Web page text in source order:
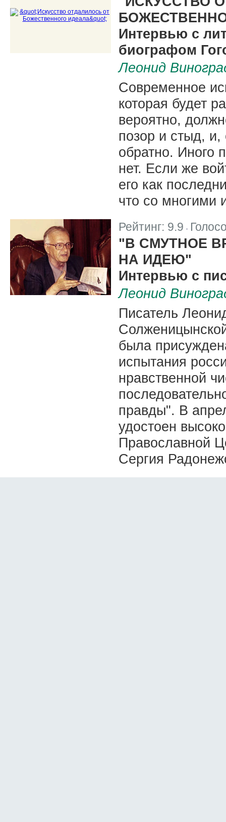
Интервью с
биографом
Леонид
Современное
которая будет
вероятно,
позор и стыд, и,
обратно. Иного
нет. Если же
его как
что со многими
Рейтинг: 9.9
"В СМУТНОЕ
НА ИДЕЮ"
Интервью с
Леонид
Писатель
была
испытания
нравственной
правды". В
удостоен
Православной
Сергия